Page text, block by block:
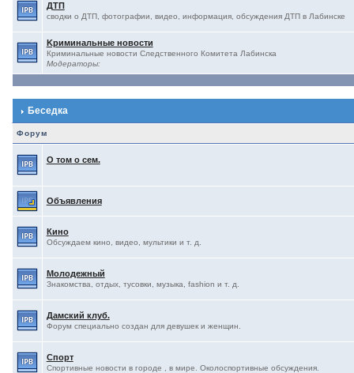
ДТП
сводки о ДТП, фотографии, видео, информация, обсуждения ДТП в Лабинске
Kриминальные новости
Криминальные новости Следственного Комитета Лабинска
Модераторы:
Беседка
Форум
О том о сем.
Объявления
Кино
Обсуждаем кино, видео, мультики и т. д.
Молодежный
Знакомства, отдых, тусовки, музыка, fashion и т. д.
Дамский клуб.
Форум специально создан для девушек и женщин.
Спорт
Спортивные новости в городе , в мире. Околоспортивные обсуждения.